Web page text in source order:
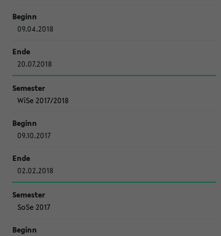
09.04.2018
20.07.2018
WiSe 2017/2018
09.10.2017
02.02.2018
SoSe 2017